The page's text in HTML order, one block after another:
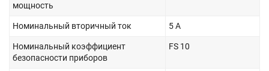
мощность
Номинальный вторичный ток 5 А
Номинальный коэффициент
безопасности приборов
FS 10